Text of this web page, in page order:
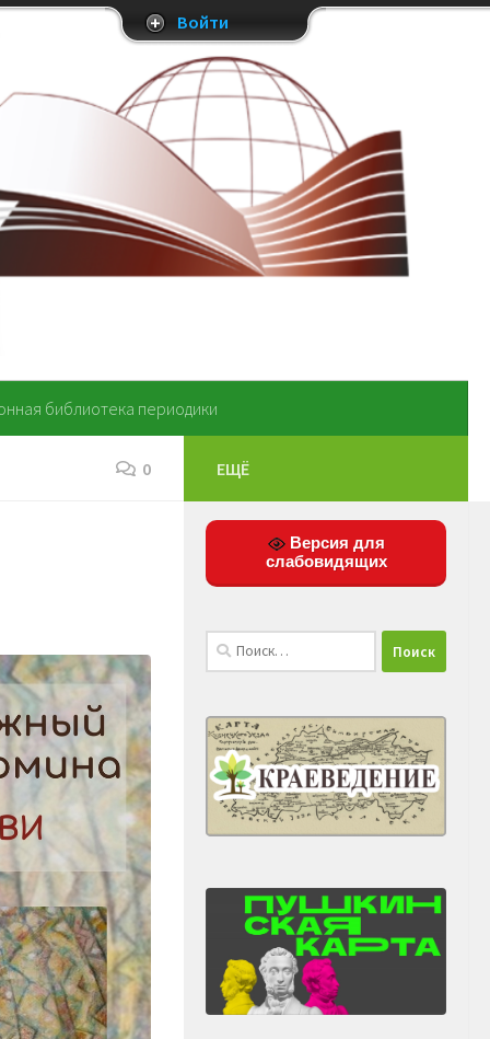
библиотека периодики
0 ЕЩЁ
Версия для
слабовидящих
Найти:
Войти